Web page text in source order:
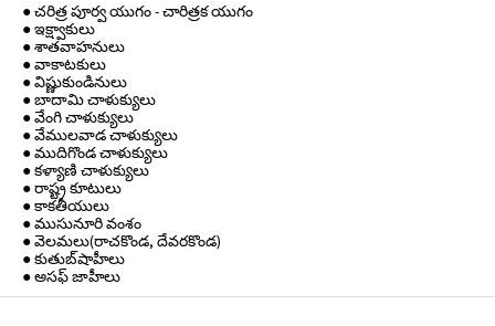
● చరిత్ర పూర్వ యుగం - చారిత్రక యుగం
● ఇక్ష్వాకులు
● శాతవాహనులు
● వాకాటకులు
● విష్ణుకుండినులు
● బాదామి చాళుక్యులు
● వేంగి చాళుక్యులు
● వేములవాడ చాళుక్యులు
● ముదిగొండ చాళుక్యులు
● కళ్యాణి చాళుక్యులు
● రాష్ట్ర కూటులు
● కాకతీయులు
● ముసునూరి వంశం
● వెలమలు(రాచకొండ, దేవరకొండ)
● కుతుబ్‌షాహీలు
● అసఫ్ జాహీలు